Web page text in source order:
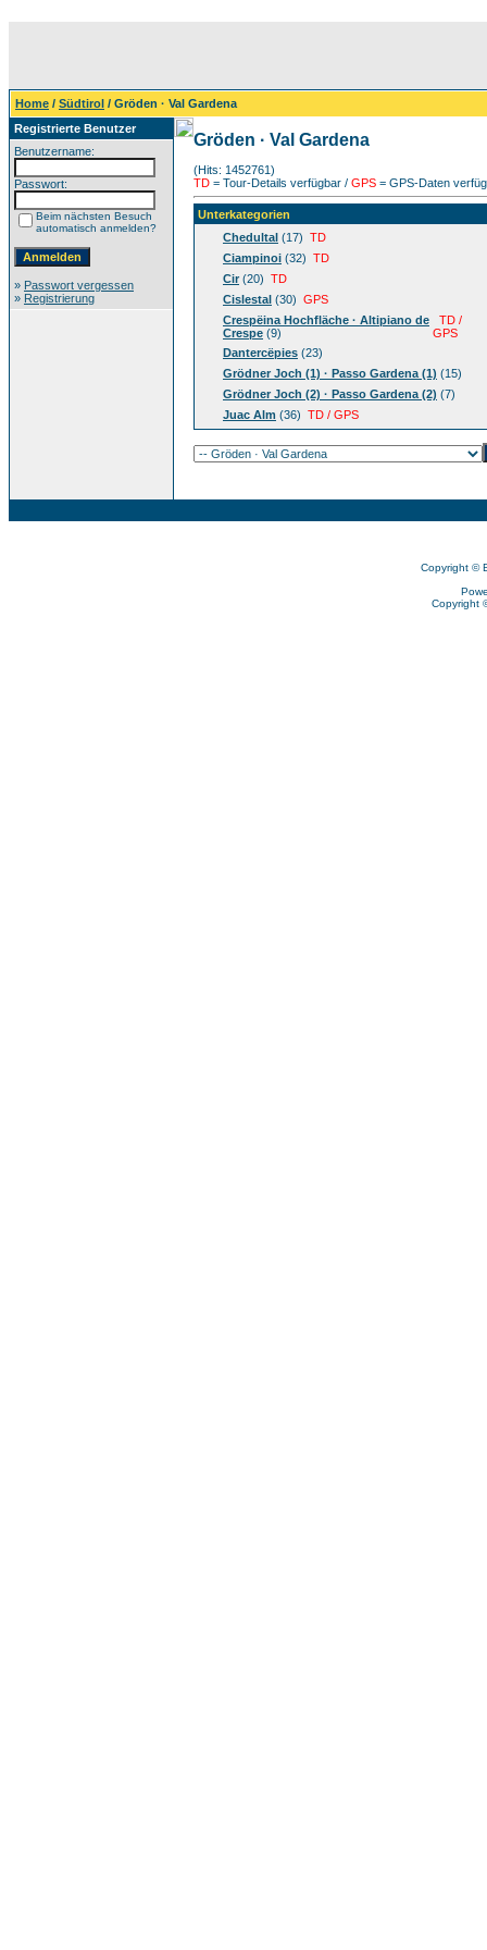
Home / Südtirol / Gröden · Val Gardena
Registrierte Benutzer
Benutzername:
Passwort:
Beim nächsten Besuch
automatisch anmelden?
» Passwort vergessen
» Registrierung
Gröden · Val Gardena
(Hits: 1452761)
TD = Tour-Details verfügbar / GPS = GPS-Daten
Unterkategorien
Chedultal (17) TD
Ciampinoi (32) TD
Cir(20) TD
Cislestal (30) GPS
Crespëina Hochfläche · Altipiano de
Crespe (9)
TD /
GPS
Dantercëpies (23)
Grödner Joch (1) · Passo Gardena (1) (15)
Grödner Joch (2) · Passo Gardena (2) (7)
Juac Alm (36) TD / GPS
Copyright ©
Copyright